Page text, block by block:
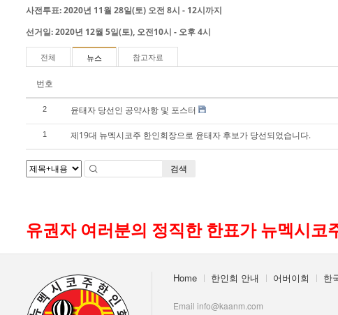
사전투표: 2020년 11월 28일(토) 오전 8시 - 12시까지
선거일: 2020년 12월 5일(토), 오전10시 - 오후 4시
전체 뉴스 참고자료
번호
2 윤태자 당선인 공약사항 및 포스터
1 제19대 뉴멕시코주 한인회장으로 윤태자 후보가 당선되었습니다.
검색
유권자 여러분의 정직한 한표가 뉴멕시코
Home 한인회 안내 어버이회 한
Email info@kaanm.com
- 한인회장선관위원회
- 한인회 정관 위원회
어버이회
한국학교(Language School)
정보/생활/건강